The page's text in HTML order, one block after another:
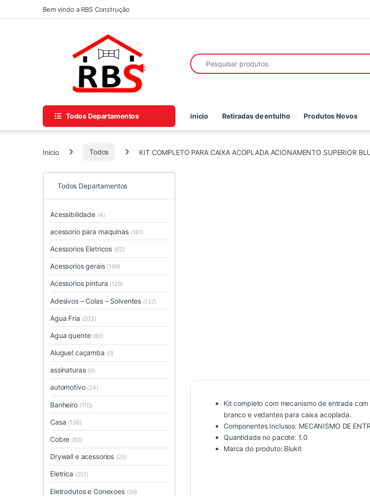
Skip to navigation
Skip to contentBem vindo a RBS Construção
Search for:
Todos Departamentos inicio Retiradas de entulho Produtos Novos
Início Todos KIT COMPLETO PARA CAIXA ACOPLADA ACIONAMENTO SUPERIOR
Kit completo com mecanismo de entrada
branco e vedantes para caixa acoplada.
Componentes Inclusos: MECANISMO DE
Quantidade no pacote: 1.0
Marca do produto: Blukit
Todos Departamentos
Acessibilidade (4)
acessorio para maquinas (181)
Acessorios Eletricos (62)
Acessorios gerais (199)
Acessorios pintura (129)
Adesivos – Colas – Solventes (127)
Agua Fria (203)
Agua quente (80)
Aluguel caçamba (0)
assinaturas (0)
automotivo (24)
Banheiro (110)
Casa (106)
Cobre (80)
Drywall e acessorios (25)
Eletrica (251)
Eletrodutos e Conexoes (26)